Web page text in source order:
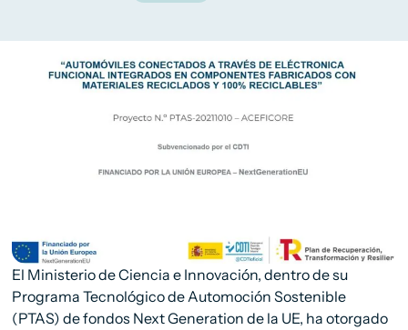
El Ministerio de Ciencia e Innovación, dentro de su
Programa Tecnológico de Automoción Sostenible
(PTAS) de fondos Next Generation de la UE, ha otorgado